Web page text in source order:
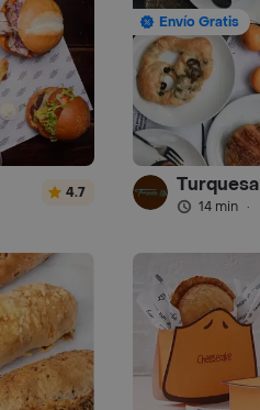
4.7
Envío Gratis
Turquesa
14 min ·